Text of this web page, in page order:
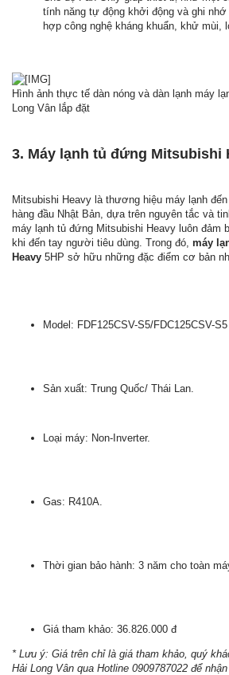
tính năng tự động khởi động và ghi
hợp công nghệ kháng khuẩn, khử mùi,
Hình ảnh thực tế dàn nóng và dàn lạnh máy
Long Vân lắp đặt
3. Máy lạnh tủ đứng Mitsubishi
Mitsubishi Heavy là thương hiệu máy lạnh
hàng đầu Nhật Bản, dựa trên nguyên tắc và
máy lạnh tủ đứng Mitsubishi Heavy luôn đảm
khi đến tay người tiêu dùng. Trong đó, máy
Heavy 5HP sở hữu những đặc điểm cơ bản
Model: FDF125CSV-S5/FDC125CSV-S5
Sản xuất: Trung Quốc/ Thái Lan.
Loại máy: Non-Inverter.
Gas: R410A.
Thời gian bảo hành: 3 năm cho toàn
Giá tham khảo: 36.826.000 đ
* Lưu ý: Giá trên chỉ là giá tham khảo, quý
Hải Long Vân qua Hotline 0909787022 để